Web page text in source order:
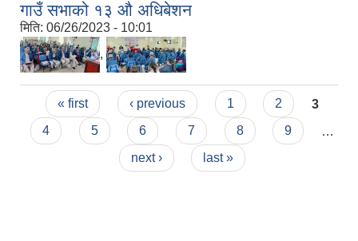
गाउँ सभाको १३ औ अधिबेशन
मिति: 06/26/2023 - 10:01
,
Pages
« first ‹ previous 1 2
3
4
5 6 7 8 9
next ›
last »